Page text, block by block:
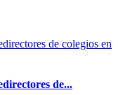
de...